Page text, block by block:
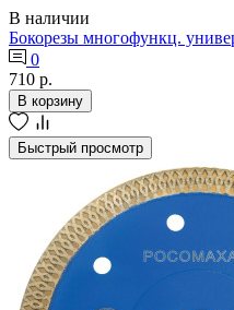
В наличии
Бокорезы многофункц.
0
710 р.
В корзину
Быстрый просмотр